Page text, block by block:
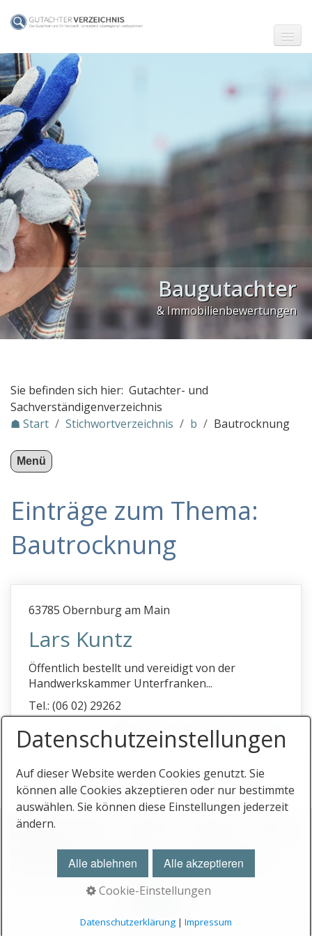
☗ Start
Gutachter in Berlin
Gutachter in Frankfurt (Main)
Gutachter in Hamburg
Gutachter in Köln
Gutachter in München
Gutachter in Stuttgart
PLZ Gebiet 0
PLZ Gebiet 1
PLZ Gebiet 2
PLZ Gebiet 3
PLZ Gebiet 5
PLZ Gebiet 6
PLZ Gebiet 7
PLZ Gebiet 8
PLZ Gebiet 9
Gutachter in Österreich
Stichwortverzeichnis
a
Bau-Prüfverband
Bauabnahmen
Baubegleitung
Bauberatung
Baubiologie
Bauforschung
Baugutachter PLZ 1
Baugutachter PLZ 2
Baugutachter PLZ 4
Baugutachter PLZ 5
Baugutachter PLZ 7
Baugutachter
& Immobilienbewertungen
Sie befinden sich hier: Gutachter- und
Sachverständigenverzeichnis
☗ Start / Stichwortverzeichnis / b / Bautrocknung
Menü
Einträge zum Thema:
Bautrocknung
63785 Obernburg am Main
Lars Kuntz
Öffentlich bestellt und vereidigt von der
Handwerkskammer Unterfranken...
Tel.: (06 02) 29262
Mehr Informationen
Startseite
© 2026 Gutachterverzeichnis.com - Das Verzeichnis für
Gutachter und Sachverständige
Datenschutz­einstellungen
Auf dieser Website werden Cookies genutzt. Sie
können alle Cookies akzeptieren oder nur bestimmte
auswählen. Sie können diese Einstellungen jederzeit
ändern.
Alle ablehnen Alle akzeptieren
Cookie-Einstellungen
Datenschutzerklärung| Impressum